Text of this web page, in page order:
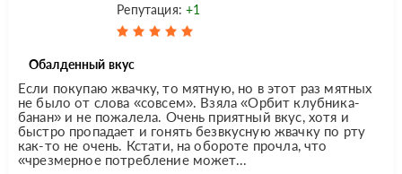
Репутация:+1
Обалденный вкус
Если покупаю жвачку, то мятную, но в этот раз мятных
не было от слова «совсем». Взяла «Орбит клубника-
банан» и не пожалела. Очень приятный вкус, хотя и
быстро пропадает и гонять безвкусную жвачку по рту
как-то не очень. Кстати, на обороте прочла, что
«чрезмерное потребление может...